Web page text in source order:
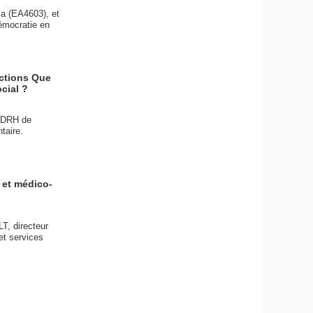
(EA4603), et
en
Que
?
de
médico-
directeur
services